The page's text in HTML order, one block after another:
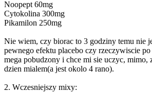
Noopept 60mg
Cytokolina 300mg
Pikamilon 250mg
Nie wiem, czy biorac to 3 godziny temu nie
pewnego efektu placebo czy rzeczywiscie
mega pobudzony i chce mi sie uczyc, mimo,
dzien mialem(a jest okolo 4 rano).
2. Wczesniejszy mixy: